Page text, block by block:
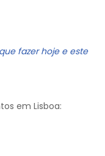
fazer hoje e este
em Lisboa: